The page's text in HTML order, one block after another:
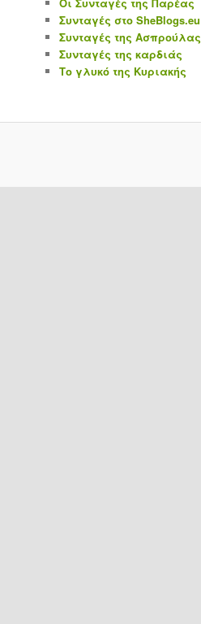
Συνταγές στο SheBlogs.eu
Συνταγές της Ασπρούλας
Συνταγές της καρδιάς
Το γλυκό της Κυριακής